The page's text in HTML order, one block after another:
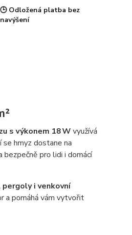
🕒 Odložená platba bez
navýšení
s výkonem 18 Wvyužívá
se hmyz dostane na
pro lidi i domácí
pergoly i venkovní
a pomáhá vám vytvořit